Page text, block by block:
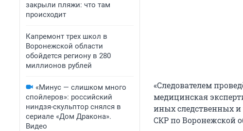
закрыли пляжи: что там
происходит
Капремонт трех школ в
Воронежской области
обойдется региону в 280
миллионов рублей
«Минус — слишком много
спойлеров»: российский
ниндзя-скульптор снялся в
сериале «Дом Дракона».
Видео
«Следователем
медицинская
иных следственных
СКР по Воронежской